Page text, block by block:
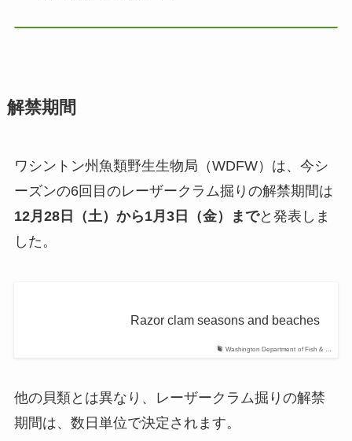
解禁期間
ワシントン州魚類野生生物局（WDFW）は、今シ
ーズンの6回目のレーザークラム掘りの解禁期間は
12月28日（土）から1月3日（金）までと発表しま
した。
Washington Department of Fish & …
Razor clam seasons and beaches
他の貝類とは異なり、レーザークラム掘りの解禁
期間は、数日単位で決定されます。